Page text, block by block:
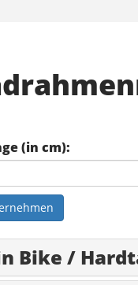
(in cm):
Bike /